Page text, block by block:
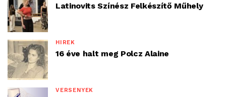
Latinovits Színész Felkészítő Műhely
HÍREK
16 éve halt meg Polcz Alaine
VERSENYEK